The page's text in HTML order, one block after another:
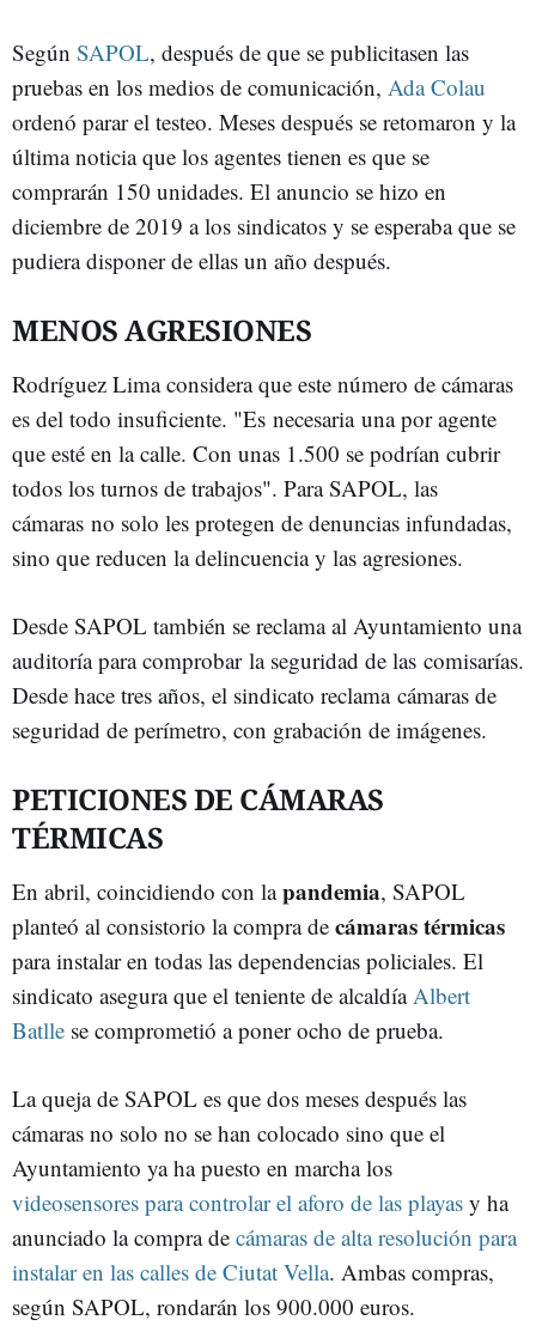
Según SAPOL, después de que se publicitasen las
pruebas en los medios de comunicación, Ada Colau
ordenó parar el testeo. Meses después se retomaron y la
última noticia que los agentes tienen es que se
comprarán 150 unidades. El anuncio se hizo en
diciembre de 2019 a los sindicatos y se esperaba que se
pudiera disponer de ellas un año después.
MENOS AGRESIONES
Rodríguez Lima considera que este número de cámaras
es del todo insuficiente. "Es necesaria una por agente
que esté en la calle. Con unas 1.500 se podrían cubrir
todos los turnos de trabajos". Para SAPOL, las
cámaras no solo les protegen de denuncias infundadas,
sino que reducen la delincuencia y las agresiones.
Desde SAPOL también se reclama al Ayuntamiento una
auditoría para comprobar la seguridad de las comisarías.
Desde hace tres años, el sindicato reclama cámaras de
seguridad de perímetro, con grabación de imágenes.
PETICIONES DE CÁMARAS
TÉRMICAS
En abril, coincidiendo con lapandemia, SAPOL
planteó al consistorio la compra de cámaras térmicas
para instalar en todas las dependencias policiales. El
sindicato asegura que el teniente de alcaldíaAlbert
Batlle se comprometió a poner ocho de prueba.
La queja de SAPOL es que dos meses después las
cámaras no solo no se han colocado sino que el
Ayuntamiento ya ha puesto en marcha los
videosensores para controlar el aforo de las playas y ha
anunciado la compra de cámaras de alta resolución para
instalar en las calles de Ciutat Vella. Ambas compras,
según SAPOL, rondarán los 900.000 euros.